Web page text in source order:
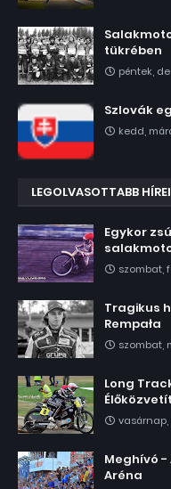
tükrében
péntek,
Szlovák
kedd,
LEGOLVASOTTABB
Egykor
szombat,
Tragikus
Rempała
szombat,
Long
vasárnap,
Meghívó -
Aréna